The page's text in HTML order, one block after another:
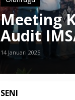
Meeting
Audit
14 Januari 2025
SENI